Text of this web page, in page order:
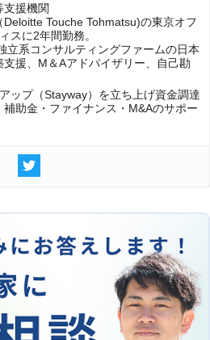
援機関
Touche Tohmatsu)の東京オフ
スに2年間勤務。
立系コンサルティングファームの日本
援、M＆Aアドバイザリー、自己勘
ップ（Stayway）を立ち上げ資金調達
助金・ファイナンス・M&Aのサポー